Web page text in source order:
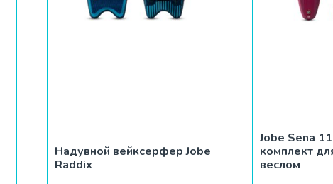
Надувной вейксерфер Jobe
Raddix
Jobe Sena
комплект
веслом